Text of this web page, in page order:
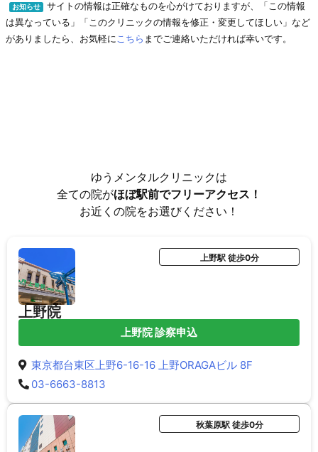
お知らせ
サイトの情報は正確なものを心がけておりますが、「この情報
は異なっている」「このクリニックの情報を修正・変更してほしい」など
がありましたら、お気軽にこちら までご連絡いただければ幸いです。
ゆうメンタルクリニックは
全ての院がほぼ駅前でフリーアクセス！
お近くの院をお選びください！
上野院
上野駅 徒歩0分
上野院 診察申込
東京都台東区上野6-16-16 上野ORAGAビル 8F
03-6663-8813
秋葉原駅 徒歩0分